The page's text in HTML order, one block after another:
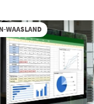
WAASLAND